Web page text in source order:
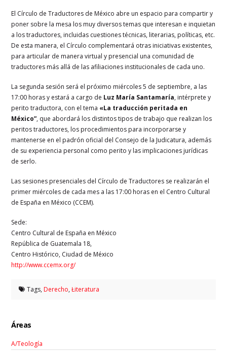
El Círculo de Traductores de México abre un espacio para compartir y
poner sobre la mesa los muy diversos temas que interesan e inquietan
a los traductores, incluidas cuestiones técnicas, literarias, políticas, etc.
De esta manera, el Círculo complementará otras iniciativas existentes,
para articular de manera virtual y presencial una comunidad de
traductores más allá de las afiliaciones institucionales de cada uno.
La segunda sesión será el próximo miércoles 5 de septiembre, a las
17:00 horas y estará a cargo de Luz María Santamaría, intérprete y
perito traductora, con el tema «La traducción peritada en
México”, que abordará los distintos tipos de trabajo que realizan los
peritos traductores, los procedimientos para incorporarse y
mantenerse en el padrón oficial del Consejo de la Judicatura, además
de su experiencia personal como perito y las implicaciones jurídicas
de serlo.
Las sesiones presenciales del Círculo de Traductores se realizarán el
primer miércoles de cada mes a las 17:00 horas en el Centro Cultural
de España en México (CCEM).
Sede:
Centro Cultural de España en México
República de Guatemala 18,
Centro Histórico, Ciudad de México
http://www.ccemx.org/
Tags,Derecho,Łiteratura
Áreas
A/Teología